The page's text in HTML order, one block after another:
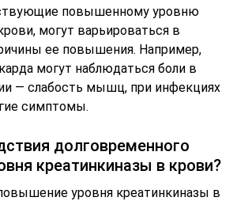
повышенному уровню
могут варьироваться в
ее повышения. Например,
могут наблюдаться боли в
— слабость мышц, при инфекциях
симптомы.
долговременного
креатинкиназы в крови?
уровня креатинкиназы в